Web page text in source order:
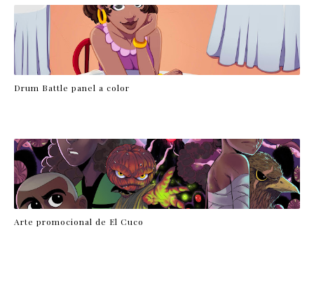
Drum Battle panel a color
Arte promocional de El Cuco